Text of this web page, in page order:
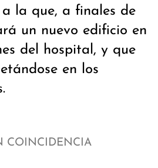
la que, a finales de
un nuevo edificio en
del hospital, y que
en los
COINCIDENCIA